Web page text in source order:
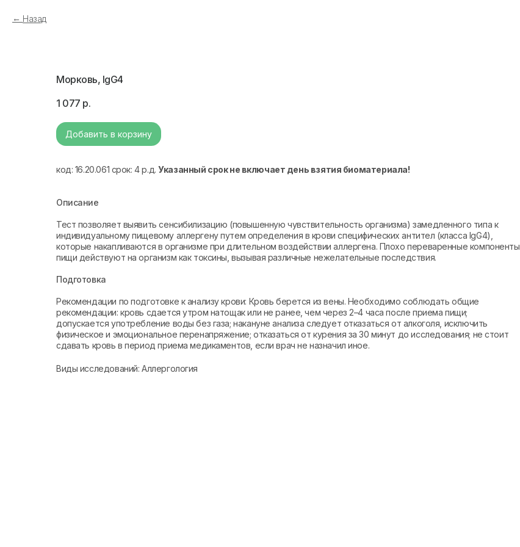
Назад
Морковь, IgG4
1 077 р.
Добавить в корзину
код: 16.20.061 срок: 4 р.д.Указанный срок не включает день взятия биоматериала!
Описание
Тест позволяет выявить сенсибилизацию (повышенную чувствительность организма) замедленного типа к
индивидуальному пищевому аллергену путем определения в крови специфических антител (класса IgG4),
которые накапливаются в организме при длительном воздействии аллергена. Плохо переваренные компоненты
пищи действуют на организм как токсины, вызывая различные нежелательные последствия.
Подготовка
Рекомендации по подготовке к анализу крови: Кровь берется из вены. Необходимо соблюдать общие
рекомендации: кровь сдается утром натощак или не ранее, чем через 2–4 часа после приема пищи;
допускается употребление воды без газа; накануне анализа следует отказаться от алкоголя, исключить
физическое и эмоциональное перенапряжение; отказаться от курения за 30 минут до исследования; не стоит
сдавать кровь в период приема медикаментов, если врач не назначил иное.
Виды исследований: Аллергология